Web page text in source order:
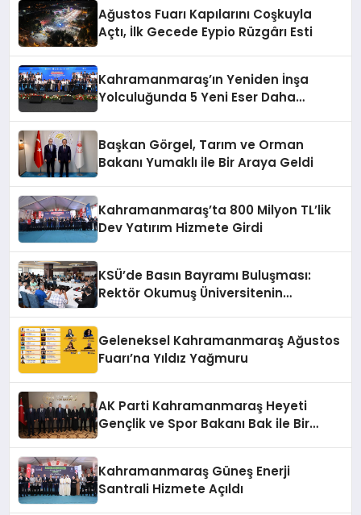
Ağustos Fuarı Kapılarını Coşkuyla
Açtı, İlk Gecede Eypio Rüzgârı Esti
Kahramanmaraş’ın Yeniden İnşa
Yolculuğunda 5 Yeni Eser Daha
Başkan Görgel, Tarım ve Orman
Bakanı Yumaklı ile Bir Araya Geldi
Kahramanmaraş’ta 800 Milyon TL’lik
Dev Yatırım Hizmete Girdi
KSÜ’de Basın Bayramı Buluşması:
Rektör Okumuş Üniversitenin
Geleneksel Kahramanmaraş Ağustos
Fuarı’na Yıldız Yağmuru
AK Parti Kahramanmaraş Heyeti
Gençlik ve Spor Bakanı Bak ile Bir
Kahramanmaraş Güneş Enerji
Santrali Hizmete Açıldı